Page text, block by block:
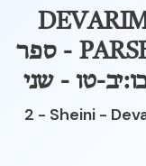
PARSHAS KI SAVO 26:12-15 - ספר
טו - שני
2 - Sheini -